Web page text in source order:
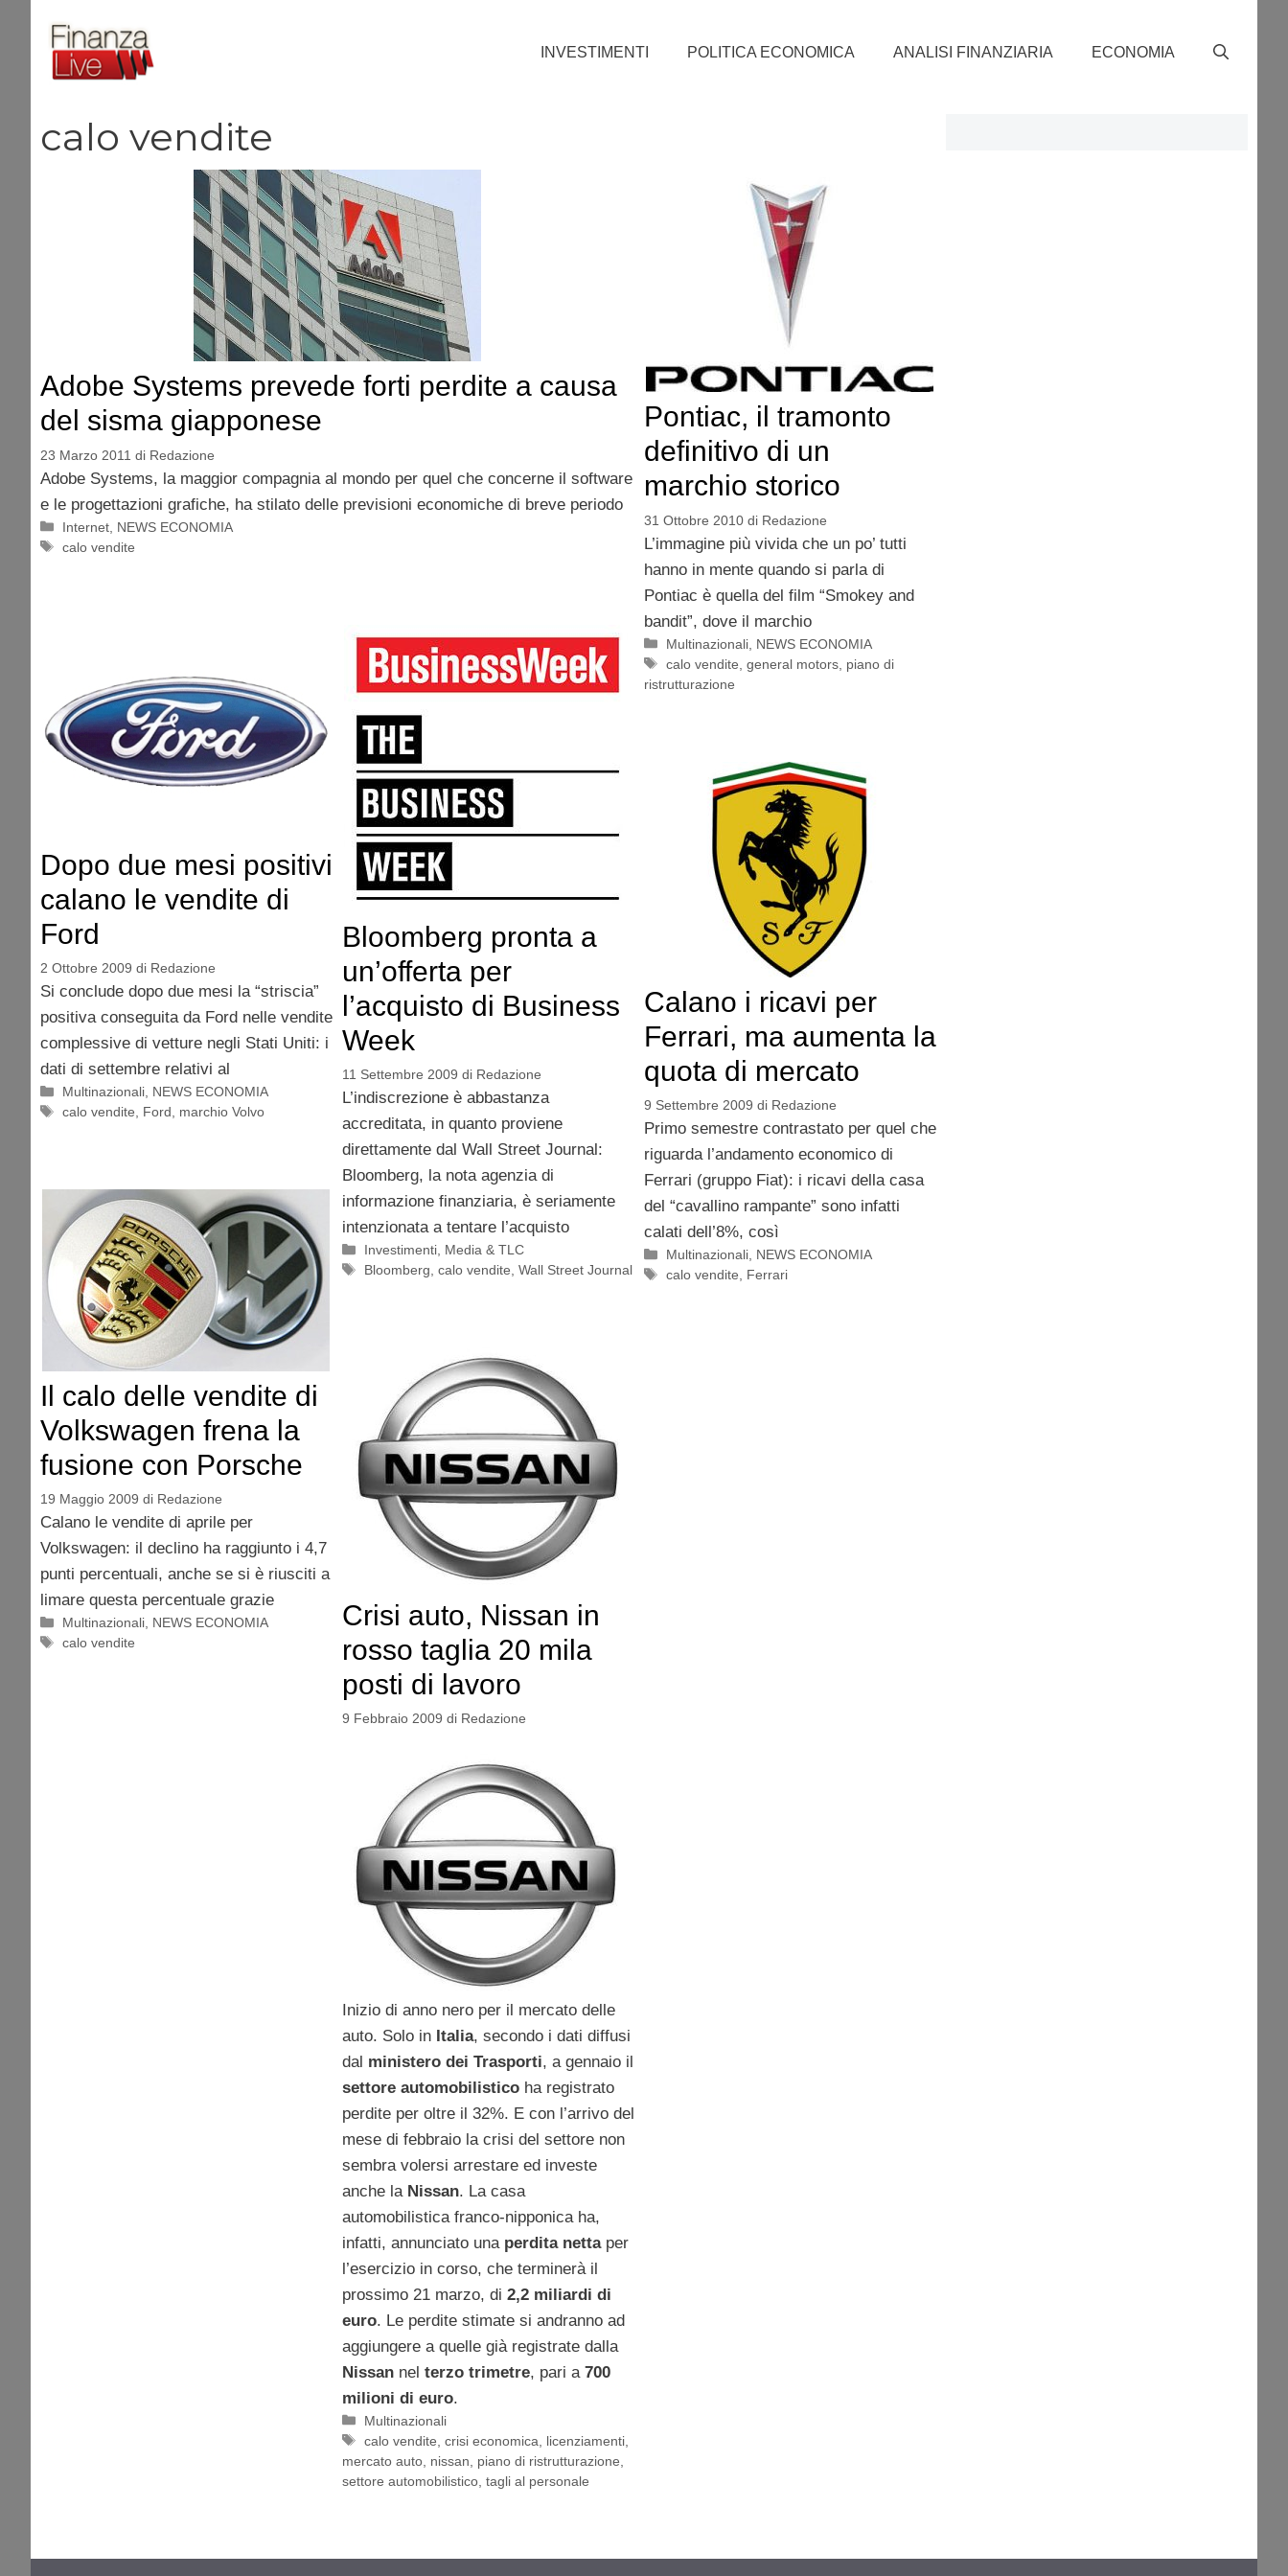
contenuto
INVESTIMENTI POLITICA ECONOMICA ANALISI FINANZIARIA ECONOMIA
calo vendite
Adobe Systems prevede forti perdite a causa
del sisma giapponese
23 Marzo 2011 di Redazione
Adobe Systems, la maggior compagnia al mondo per quel che concerne il software
e le progettazioni grafiche, ha stilato delle previsioni economiche di breve periodo
Categorie
Internet NEWS ECONOMIA
Tag
calo vendite
Pontiac, il tramonto
definitivo di un
marchio storico
31 Ottobre 2010 di Redazione
L’immagine più vivida che un po’ tutti
hanno in mente quando si parla di
Pontiac è quella del film “Smokey and
bandit”, dove il marchio
Categorie
Multinazionali NEWS ECONOMIA
Tag
calo vendite ,general motors piano di
ristrutturazione
Dopo due mesi positivi
calano le vendite di
Ford
2 Ottobre 2009 di Redazione
Si conclude dopo due mesi la “striscia”
positiva conseguita da Ford nelle vendite
complessive di vetture negli Stati Uniti: i
dati di settembre relativi al
Categorie
Multinazionali NEWS ECONOMIA
Tag
calo vendite Ford marchio Volvo
Bloomberg pronta a
un’offerta per
l’acquisto di Business
Week
11 Settembre 2009 di Redazione
L’indiscrezione è abbastanza
accreditata, in quanto proviene
direttamente dal Wall Street Journal:
Bloomberg, la nota agenzia di
informazione finanziaria, è seriamente
intenzionata a tentare l’acquisto
Categorie
Investimenti Media & TLC
Tag
Bloomberg ,calo vendite ,Wall Street Journal
Calano i ricavi per
Ferrari, ma aumenta la
quota di mercato
9 Settembre 2009 di Redazione
Primo semestre contrastato per quel che
riguarda l’andamento economico di
Ferrari (gruppo Fiat): i ricavi della casa
del “cavallino rampante” sono infatti
calati dell’8%, così
Categorie
Multinazionali NEWS ECONOMIA
Tag
calo vendite Ferrari
Il calo delle vendite di
Volkswagen frena la
fusione con Porsche
19 Maggio 2009 di Redazione
Calano le vendite di aprile per
Volkswagen: il declino ha raggiunto i 4,7
punti percentuali, anche se si è riusciti a
limare questa percentuale grazie
Categorie
Multinazionali NEWS ECONOMIA
Tag
calo vendite
Crisi auto, Nissan in
rosso taglia 20 mila
posti di lavoro
9 Febbraio 2009 di Redazione
Inizio di anno nero per il mercato delle
auto. Solo in Italia, secondo i dati diffusi
dal ministero dei Trasporti, a gennaio il
settore automobilisticoha registrato
perdite per oltre il 32%. E con l’arrivo del
mese di febbraio la crisi del settore non
sembra volersi arrestare ed investe
anche laNissan. La casa
automobilistica franco-nipponica ha,
infatti, annunciato una perdita nettaper
l’esercizio in corso, che terminerà il
prossimo 21 marzo, di 2,2 miliardi di
euro. Le perdite stimate si andranno ad
aggiungere a quelle già registrate dalla
Nissannel terzo trimetre, pari a 700
milioni di euro.
Categorie
Multinazionali
Tag
calo vendite ,crisi economica licenziamenti
mercato auto, nissan piano di ristrutturazione
settore automobilistico, tagli al personale